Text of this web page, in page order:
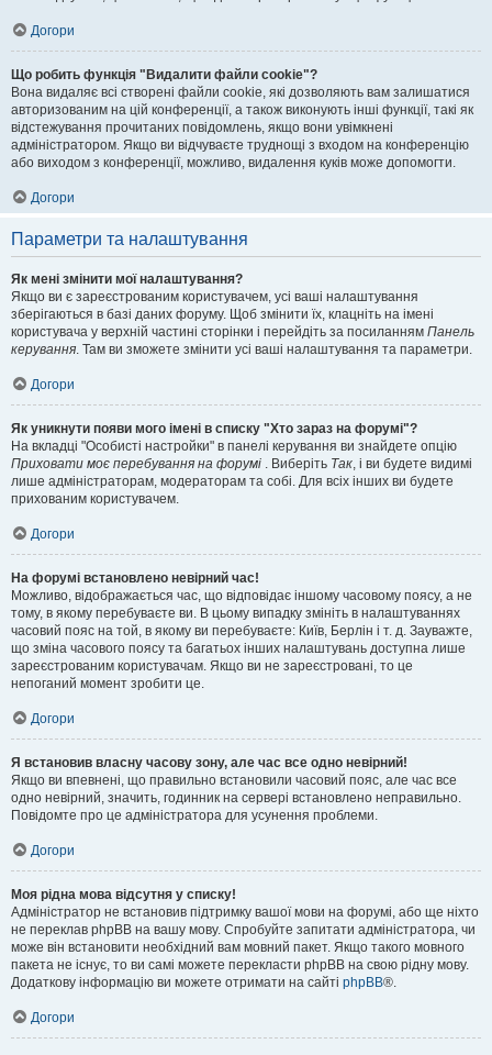
Догори
Що робить функція "Видалити файли cookie"?
Вона видаляє всі створені файли cookie, які дозволяють вам залишатися
авторизованим на цій конференції, а також виконують інші функції, такі як
відстежування прочитаних повідомлень, якщо вони увімкнені
адміністратором. Якщо ви відчуваєте труднощі з входом на конференцію
або виходом з конференції, можливо, видалення куків може допомогти.
Догори
Параметри та налаштування
Як мені змінити мої налаштування?
Якщо ви є зареєстрованим користувачем, усі ваші налаштування
зберігаються в базі даних форуму. Щоб змінити їх, клацніть на імені
користувача у верхній частині сторінки і перейдіть за посиланням Панель
керування. Там ви зможете змінити усі ваші налаштування та параметри.
Догори
Як уникнути появи мого імені в списку "Хто зараз на форумі"?
На вкладці "Особисті настройки" в панелі керування ви знайдете опцію
Приховати моє перебування на форумі . Виберіть Так, і ви будете видимі
лише адміністраторам, модераторам та собі. Для всіх інших ви будете
прихованим користувачем.
Догори
На форумі встановлено невірний час!
Можливо, відображається час, що відповідає іншому часовому поясу, а не
тому, в якому перебуваєте ви. В цьому випадку змініть в налаштуваннях
часовий пояс на той, в якому ви перебуваєте: Київ, Берлін і т. д. Зауважте,
що зміна часового поясу та багатьох інших налаштувань доступна лише
зареєстрованим користувачам. Якщо ви не зареєстровані, то це
непоганий момент зробити це.
Догори
Я встановив власну часову зону, але час все одно невірний!
Якщо ви впевнені, що правильно встановили часовий пояс, але час все
одно невірний, значить, годинник на сервері встановлено неправильно.
Повідомте про це адміністратора для усунення проблеми.
Догори
Моя рідна мова відсутня у списку!
Адміністратор не встановив підтримку вашої мови на форумі, або ще ніхто
не переклав phpBB на вашу мову. Спробуйте запитати адміністратора, чи
може він встановити необхідний вам мовний пакет. Якщо такого мовного
пакета не існує, то ви самі можете перекласти phpBB на свою рідну мову.
Додаткову інформацію ви можете отримати на сайті phpBB®.
Догори